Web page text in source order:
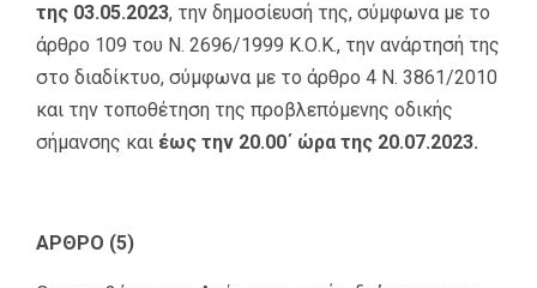
της 03.05.2023, την δημοσίευσή της, σύμφωνα με το
άρθρο 109 του Ν. 2696/1999 Κ.Ο.Κ., την ανάρτησή της
στο διαδίκτυο, σύμφωνα με το άρθρο 4 Ν. 3861/2010
και την τοποθέτηση της προβλεπόμενης οδικής
σήμανσης και έως την 20.00΄ ώρα της 20.07.2023.
ΑΡΘΡΟ (5)